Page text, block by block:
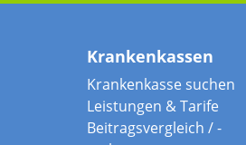
Krankenkassen
Krankenkasse suchen
Leistungen & Tarife
Beitragsvergleich / -